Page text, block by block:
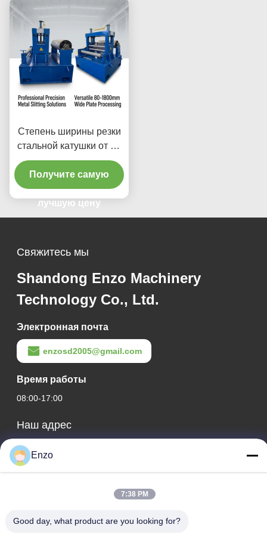
мин 380 В / 50 Гц
Степень ширины резки
стальной катушки от 10
до 1500 мм и толщина
плит от 0,1 до 4 мм для
высокоточного
оборудования для резки
металлической катушки
Получите самую
лучшую цену
Свяжитесь мы
Shandong Enzo Machinery
Technology Co., Ltd.
Электронная почта
enzosd2005@gmail.com
Время работы
08:00-17:00
Наш адрес
Адрес компании
No 599, Zhangbei Road, Huantai County, город Зибо,
No 553, улица Чжанбэй, округ Хуантай, город Зибо,
Enzo
7:38 PM
Good day, what product are you looking for?